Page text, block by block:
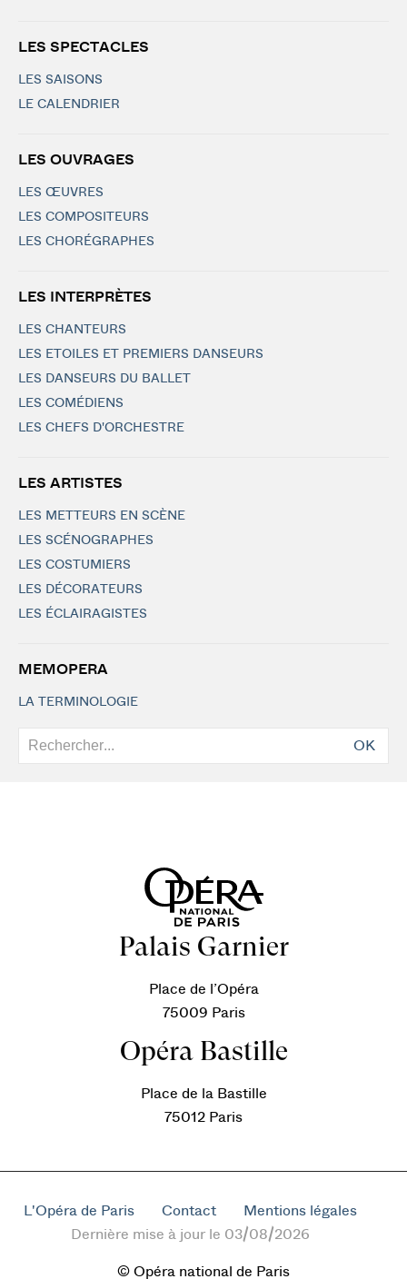
LES SPECTACLES
LES SAISONS
LE CALENDRIER
LES OUVRAGES
LES ŒUVRES
LES COMPOSITEURS
LES CHORÉGRAPHES
LES INTERPRÈTES
LES CHANTEURS
LES ETOILES ET PREMIERS DANSEURS
LES DANSEURS DU BALLET
LES COMÉDIENS
LES CHEFS D'ORCHESTRE
LES ARTISTES
LES METTEURS EN SCÈNE
LES SCÉNOGRAPHES
LES COSTUMIERS
LES DÉCORATEURS
LES ÉCLAIRAGISTES
MEMOPERA
LA TERMINOLOGIE
OK
Palais Garnier
Place de l’Opéra
75009 Paris
Opéra Bastille
Place de la Bastille
75012 Paris
L'Opéra de Paris Contact
Mentions légales
Dernière mise à jour le 03/08/2026
© Opéra national de Paris